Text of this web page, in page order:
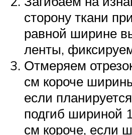
сторону ткани
равной ширине
ленты,
Отмеряем
см короче
если
подгиб шириной
см короче, если